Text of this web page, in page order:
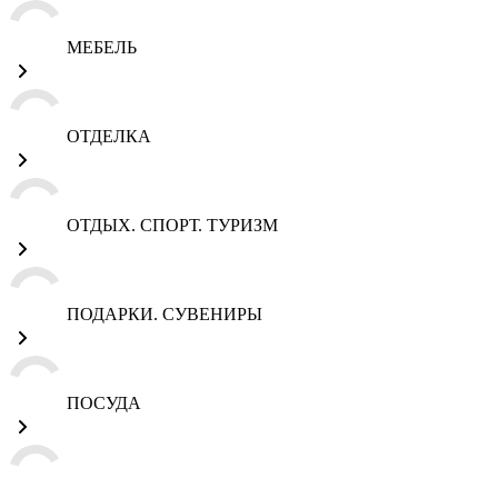
МЕБЕЛЬ
ОТДЕЛКА
ОТДЫХ. СПОРТ. ТУРИЗМ
ПОДАРКИ. СУВЕНИРЫ
ПОСУДА